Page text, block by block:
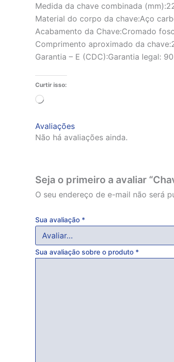
Medida da chave combinada
Material do corpo da chave:Aço
Acabamento da Chave:Cromado
Comprimento aproximado da
Garantia – E (CDC):Garantia legal:
Curtir isso:
Carregando...
Avaliações
Não há avaliações ainda.
Seja o primeiro a avaliar
O seu endereço de e-mail não será
Sua avaliação *
Sua avaliação sobre o produto *